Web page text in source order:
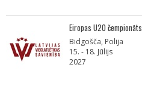
Eiropas U20 čempionāts
Bidgošča, Polija
15. - 18. Jūlijs
2027